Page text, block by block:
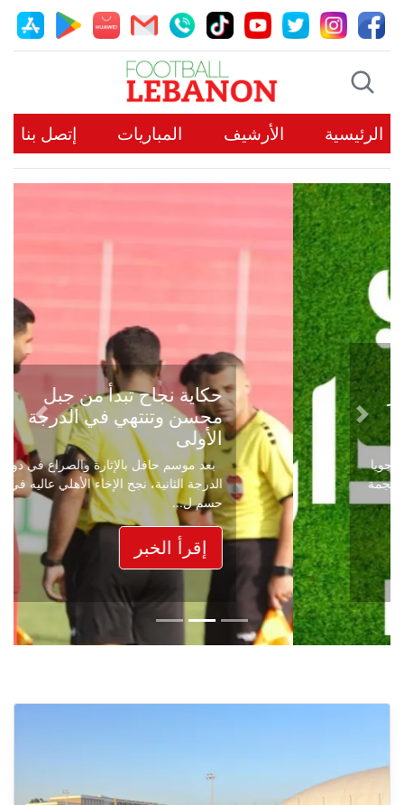
الرئيسية الأرشيف المباريات إتصل بنا
حكاية نجاح تبدأ من جبل
محسن وتنتهي في الدرجة
الأولى
بعد موسم حافل بالإثارة والصراع في دوري
الدرجة الثانية، نجح الإخاء الأهلي عاليه في
حسم ل...
إقرأ الخبر
Previous
Next